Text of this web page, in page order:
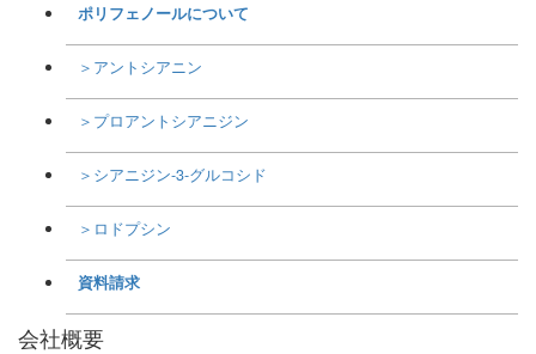
ポリフェノールについて
＞アントシアニン
＞プロアントシアニジン
＞シアニジン-3-グルコシド
＞ロドプシン
資料請求
会社概要